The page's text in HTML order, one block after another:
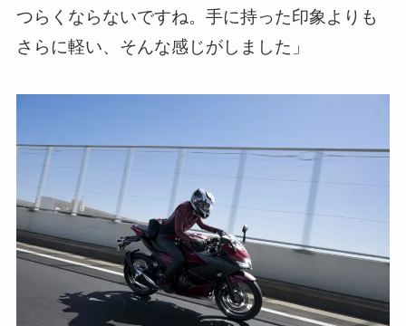
つらくならないですね。手に持った印象よりも
さらに軽い、そんな感じがしました」